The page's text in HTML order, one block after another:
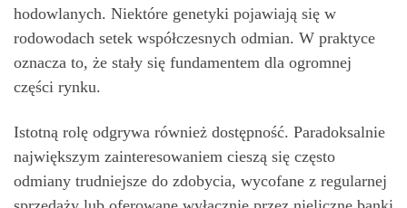
hodowlanych. Niektóre genetyki pojawiają się w
rodowodach setek współczesnych odmian. W praktyce
oznacza to, że stały się fundamentem dla ogromnej
części rynku.
Istotną rolę odgrywa również dostępność. Paradoksalnie
największym zainteresowaniem cieszą się często
odmiany trudniejsze do zdobycia, wycofane z regularnej